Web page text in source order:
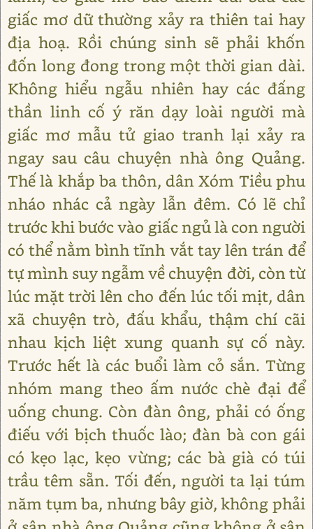
giấc mơ dữ thường xảy ra thiên tai hay
địa hoạ. Rồi chúng sinh sẽ phải khốn
đốn long đong trong một thời gian dài.
Không hiểu ngẫu nhiên hay các đấng
thần linh cố ý răn dạy loài người mà
giấc mơ mẫu tử giao tranh lại xảy ra
ngay sau câu chuyện nhà ông Quảng.
Thế là khắp ba thôn, dân Xóm Tiều phu
nháo nhác cả ngày lẫn đêm. Có lẽ chỉ
trước khi bước vào giấc ngủ là con người
có thể nằm bình tĩnh vắt tay lên trán để
tự mình suy ngẫm về chuyện đời, còn từ
lúc mặt trời lên cho đến lúc tối mịt, dân
xã chuyện trò, đấu khẩu, thậm chí cãi
nhau kịch liệt xung quanh sự cố này.
Trước hết là các buổi làm cỏ sắn. Từng
nhóm mang theo ấm nước chè đại để
uống chung. Còn đàn ông, phải có ống
điếu với bịch thuốc lào; đàn bà con gái
có kẹo lạc, kẹo vừng; các bà già có túi
trầu têm sẵn. Tối đến, người ta lại túm
năm tụm ba, nhưng bây giờ, không phải